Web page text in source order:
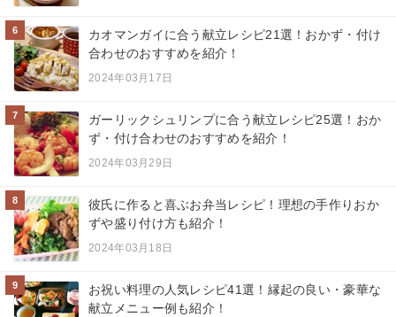
6
カオマンガイに合う献立レシピ21選！おかず・付け
合わせのおすすめを紹介！
2024年03月17日
7
ガーリックシュリンプに合う献立レシピ25選！おか
ず・付け合わせのおすすめを紹介！
2024年03月29日
8
彼氏に作ると喜ぶお弁当レシピ！理想の手作りおか
ずや盛り付け方も紹介！
2024年03月18日
9
お祝い料理の人気レシピ41選！縁起の良い・豪華な
献立メニュー例も紹介！